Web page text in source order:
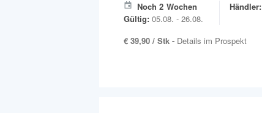
Noch 2 Wochen
Gültig: 05.08. - 26.08.
Händler:
€ 39,90 / Stk - Details im Prospekt